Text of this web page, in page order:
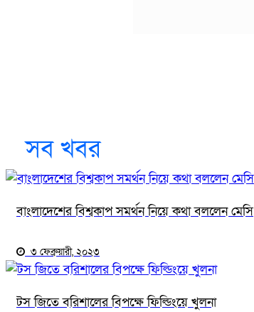
সব খবর
বাংলাদেশের বিশ্বকাপ সমর্থন নিয়ে কথা বললেন মেসি
৩ ফেব্রুয়ারী, ২০২৩
টস জিতে বরিশালের বিপক্ষে ফিল্ডিংয়ে খুলনা